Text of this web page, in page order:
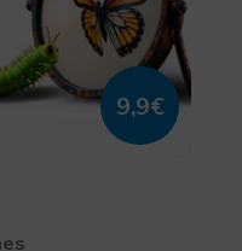
9,9€